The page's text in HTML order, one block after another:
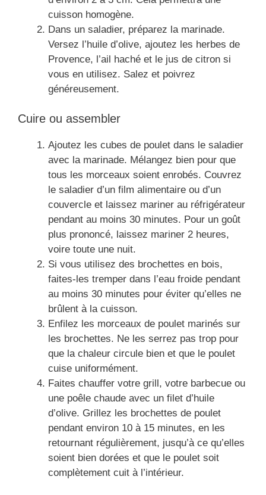
cuisson homogène.
Dans un saladier, préparez la marinade.
Versez l’huile d’olive, ajoutez les herbes de
Provence, l’ail haché et le jus de citron si
vous en utilisez. Salez et poivrez
généreusement.
Cuire ou assembler
Ajoutez les cubes de poulet dans le saladier
avec la marinade. Mélangez bien pour que
tous les morceaux soient enrobés. Couvrez
le saladier d’un film alimentaire ou d’un
couvercle et laissez mariner au réfrigérateur
pendant au moins 30 minutes. Pour un goût
plus prononcé, laissez mariner 2 heures,
voire toute une nuit.
Si vous utilisez des brochettes en bois,
faites-les tremper dans l’eau froide pendant
au moins 30 minutes pour éviter qu’elles ne
brûlent à la cuisson.
Enfilez les morceaux de poulet marinés sur
les brochettes. Ne les serrez pas trop pour
que la chaleur circule bien et que le poulet
cuise uniformément.
Faites chauffer votre grill, votre barbecue ou
une poêle chaude avec un filet d’huile
d’olive. Grillez les brochettes de poulet
pendant environ 10 à 15 minutes, en les
retournant régulièrement, jusqu’à ce qu’elles
soient bien dorées et que le poulet soit
complètement cuit à l’intérieur.